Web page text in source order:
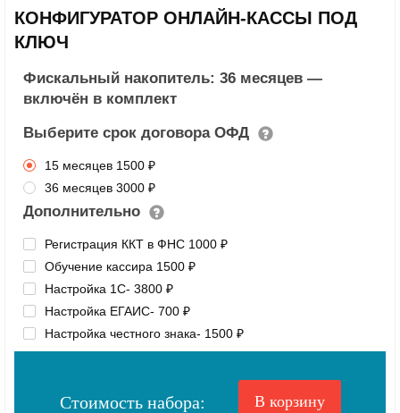
КОНФИГУРАТОР ОНЛАЙН-КАССЫ ПОД
КЛЮЧ
Фискальный накопитель: 36 месяцев —
включён в комплект
Выберите срок договора ОФД
15 месяцев 1500 ₽
36 месяцев 3000 ₽
Дополнительно
Регистрация ККТ в ФНС 1000 ₽
Обучение кассира 1500 ₽
Настройка 1С- 3800 ₽
Настройка ЕГАИС- 700 ₽
Настройка честного знака- 1500 ₽
Стоимость набора: В корзину